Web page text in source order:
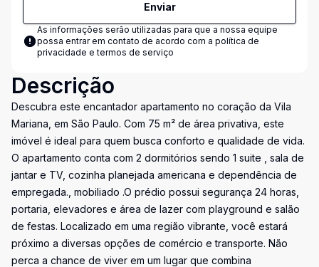
Enviar
As informações serão utilizadas para que a nossa equipe
possa entrar em contato de acordo com a política de
privacidade e termos de serviço
Descrição
Descubra este encantador apartamento no coração da Vila
Mariana, em São Paulo. Com 75 m² de área privativa, este
imóvel é ideal para quem busca conforto e qualidade de vida.
O apartamento conta com 2 dormitórios sendo 1 suite , sala de
jantar e TV, cozinha planejada americana e dependência de
empregada., mobiliado .O prédio possui segurança 24 horas,
portaria, elevadores e área de lazer com playground e salão
de festas. Localizado em uma região vibrante, você estará
próximo a diversas opções de comércio e transporte. Não
perca a chance de viver em um lugar que combina